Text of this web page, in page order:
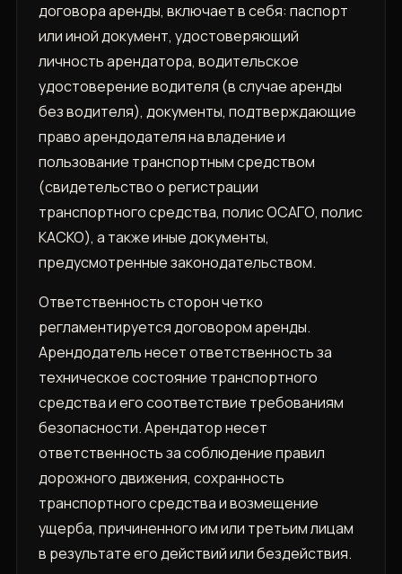
договора аренды, включает в себя: паспорт
или иной документ, удостоверяющий
личность арендатора, водительское
удостоверение водителя (в случае аренды
без водителя), документы, подтверждающие
право арендодателя на владение и
пользование транспортным средством
(свидетельство о регистрации
транспортного средства, полис ОСАГО, полис
КАСКО), а также иные документы,
предусмотренные законодательством.
Ответственность сторон четко
регламентируется договором аренды.
Арендодатель несет ответственность за
техническое состояние транспортного
средства и его соответствие требованиям
безопасности. Арендатор несет
ответственность за соблюдение правил
дорожного движения, сохранность
транспортного средства и возмещение
ущерба, причиненного им или третьим лицам
в результате его действий или бездействия.